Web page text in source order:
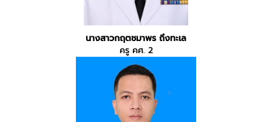
นางสาวกฤตชมาพร ถึงทะเล
ครู คศ. 2